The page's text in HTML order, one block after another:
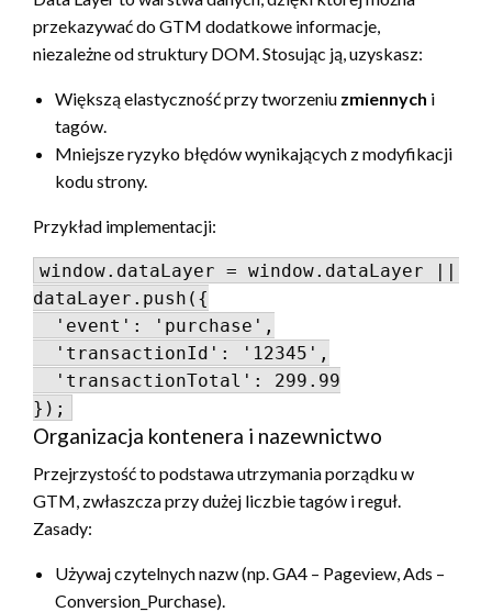
przekazywać do GTM dodatkowe informacje,
niezależne od struktury DOM. Stosując ją, uzyskasz:
Większą elastyczność przy tworzeniu zmiennych i
tagów.
Mniejsze ryzyko błędów wynikających z modyfikacji
kodu strony.
Przykład implementacji:
window.dataLayer = window.dataLayer ||
dataLayer.push({
  'event': 'purchase',
  'transactionId': '12345',
  'transactionTotal': 299.99
});
Organizacja kontenera i nazewnictwo
Przejrzystość to podstawa utrzymania porządku w
GTM, zwłaszcza przy dużej liczbie tagów i reguł.
Zasady:
Używaj czytelnych nazw (np. GA4 – Pageview, Ads –
Conversion_Purchase).